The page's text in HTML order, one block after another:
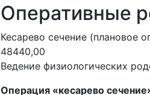
Оперативные
Кесарево сечение (плановое
48440,00
Ведение физиологических
Операция «кесарево